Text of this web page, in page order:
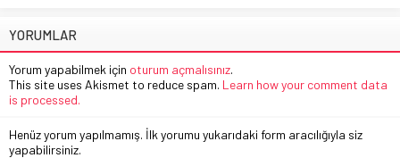
YORUMLAR
Yorum yapabilmek için oturum açmalısınız.
This site uses Akismet to reduce spam. Learn how your comment data
is processed.
Henüz yorum yapılmamış. İlk yorumu yukarıdaki form aracılığıyla siz
yapabilirsiniz.